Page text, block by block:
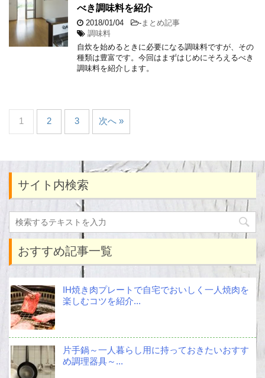
べき調味料を紹介
2018/01/04 - まとめ記事
調味料
自炊を始めるときに必要になる調味料ですが、その
種類は豊富です。今回はまずはじめにそろえるべき
調味料を紹介します。
1 2 3 次へ »
サイト内検索
おすすめ記事一覧
IH焼き肉プレートで自宅でおいしく一人焼肉を
楽しむコツを紹介...
片手鍋～一人暮らし用に持っておきたいおすす
め調理器具～...